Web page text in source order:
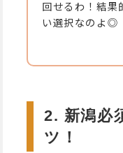
回せるわ！結果
い選択なのよ◎
2. 新潟必
ツ！